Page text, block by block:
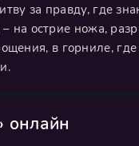
за правду, где
на острие ножа,
в горниле,
онлайн